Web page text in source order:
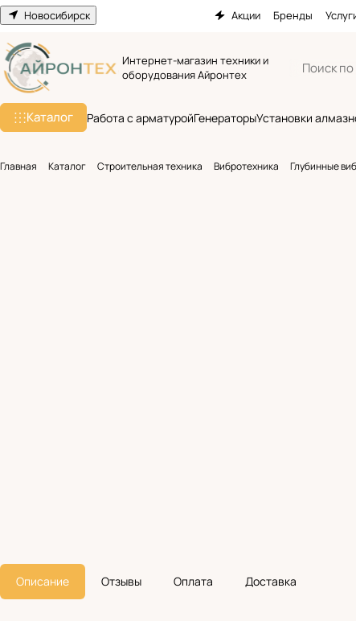
Новосибирск Акции Бренды
Интернет-магазин техники и
оборудования Айронтех
Каталог Работа с арматуройГенераторыУстановки
Главная Каталог Строительная техника Вибротехника Глубинные
Описание Отзывы Оплата Доставка